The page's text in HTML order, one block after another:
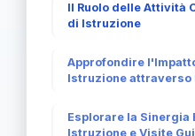
Il Ruolo delle Attività
di Istruzione
Approfondire
Istruzione attraverso
Esplorare la Sinergia
Istruzione e Visite